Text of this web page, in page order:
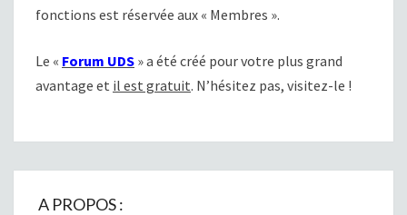
fonctions est réservée aux « Membres ».
Le « Forum UDS » a été créé pour votre plus grand
avantage et il est gratuit. N’hésitez pas, visitez-le !
A PROPOS :